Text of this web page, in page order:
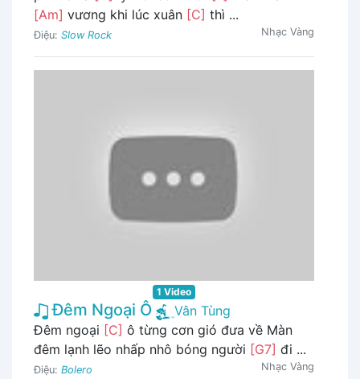
[Am] vương khi lúc xuân [C] thì ...
Điệu: Slow Rock Nhạc Vàng
1 Video
Đêm Ngoại Ô
Vân Tùng
Đêm ngoại [C] ô từng cơn gió đưa về Màn
đêm lạnh lẽo nhấp nhô bóng người [G7] đi ...
Điệu: Bolero Nhạc Vàng